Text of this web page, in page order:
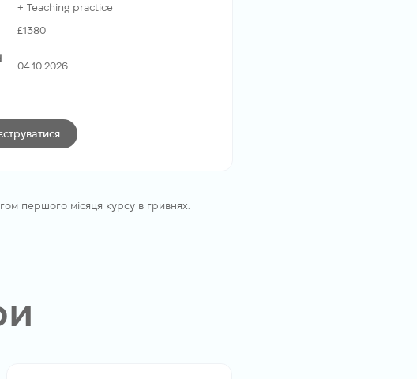
+ Teaching practice
£1380
04.10.2026
першого місяця курсу в гривнях.